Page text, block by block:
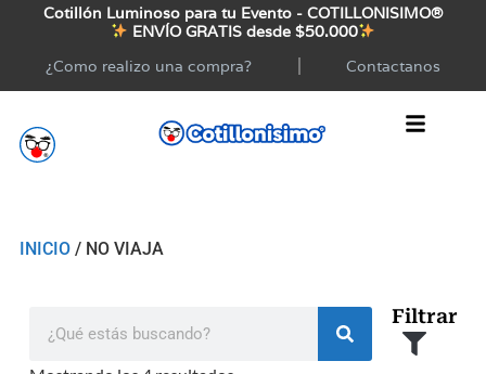
Cotillón Luminoso para tu Evento - COTILLONISIMO®
ENVÍO GRATIS desde $50.000
¿Como realizo una compra?
Contactanos
INICIO/ NO VIAJA
Filtrar